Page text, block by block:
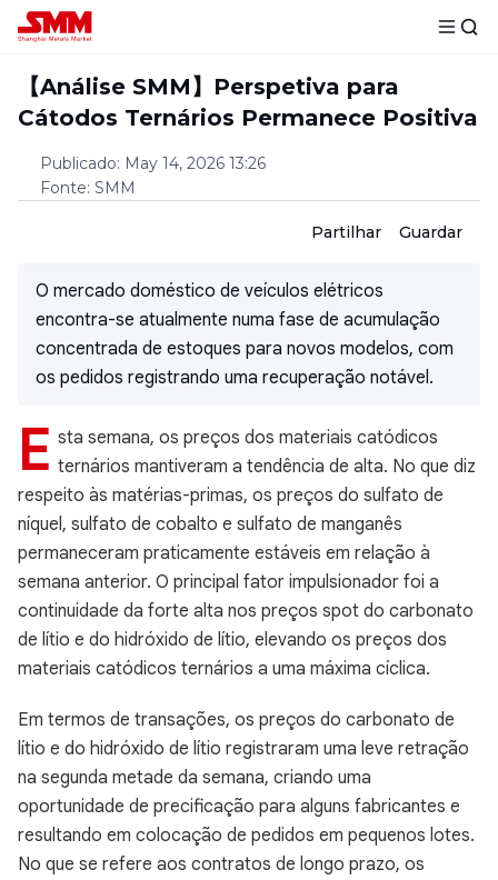
【Análise SMM】Perspetiva para
Cátodos Ternários Permanece Positiva
Publicado: May 14, 2026 13:26
Fonte: SMM
Partilhar Guardar
O mercado doméstico de veículos elétricos
encontra-se atualmente numa fase de acumulação
concentrada de estoques para novos modelos, com
os pedidos registrando uma recuperação notável.
E sta semana, os preços dos materiais catódicos
ternários mantiveram a tendência de alta. No que diz
respeito às matérias-primas, os preços do sulfato de
níquel, sulfato de cobalto e sulfato de manganês
permaneceram praticamente estáveis em relação à
semana anterior. O principal fator impulsionador foi a
continuidade da forte alta nos preços spot do carbonato
de lítio e do hidróxido de lítio, elevando os preços dos
materiais catódicos ternários a uma máxima cíclica.
Em termos de transações, os preços do carbonato de
lítio e do hidróxido de lítio registraram uma leve retração
na segunda metade da semana, criando uma
oportunidade de precificação para alguns fabricantes e
resultando em colocação de pedidos em pequenos lotes.
No que se refere aos contratos de longo prazo, os